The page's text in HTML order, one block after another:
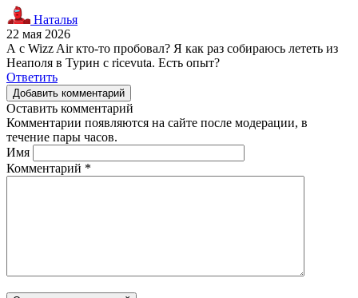
Наталья
22 мая 2026
А с Wizz Air кто-то пробовал? Я как раз собираюсь лететь из
Неаполя в Турин с ricevuta. Есть опыт?
Ответить
Добавить комментарий
Оставить комментарий
Комментарии появляются на сайте после модерации, в
течение пары часов.
Имя
Комментарий *